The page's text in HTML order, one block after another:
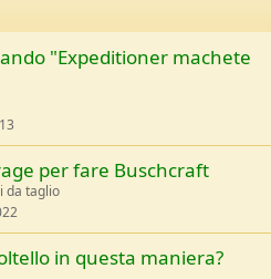
"Expeditioner machete
per fare Buschcraft
da taglio
in questa maniera?